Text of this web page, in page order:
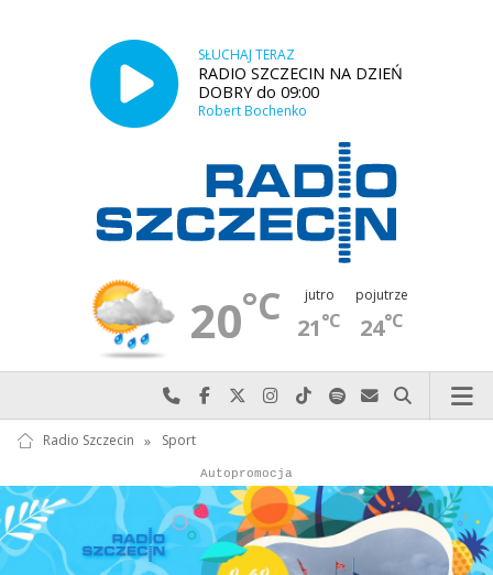
SŁUCHAJ TERAZ
RADIO SZCZECIN NA DZIEŃ
DOBRY do 09:00
Robert Bochenko
20°C jutro
21°C
pojutrze
24°C
Najlepiej po prostu do nas zadzwoń
Odwiedź nas na Facebook-u
Odwiedź nas na X
Odwiedź nas na Instagram-ie
Odwiedź nas na TikTok-u
Szukaj nas na Spotify
Wyślij do nas
Szukaj
Radio Szczecin » Sport
Autopromocja
Autopromocja